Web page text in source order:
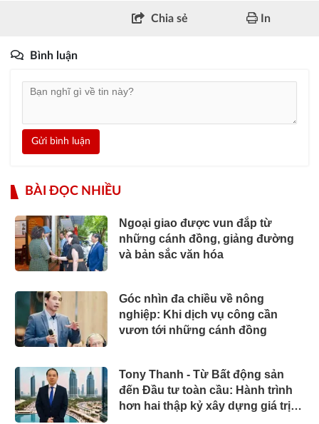
Chia sẻ In
Bình luận
Gửi bình luận
BÀI ĐỌC NHIỀU
Ngoại giao được vun đắp từ
những cánh đồng, giảng đường
và bản sắc văn hóa
Góc nhìn đa chiều về nông
nghiệp: Khi dịch vụ công cần
vươn tới những cánh đồng
Tony Thanh - Từ Bất động sản
đến Đầu tư toàn cầu: Hành trình
hơn hai thập kỷ xây dựng giá trị